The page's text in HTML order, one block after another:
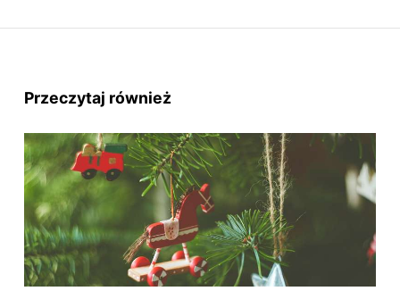
Przeczytaj również